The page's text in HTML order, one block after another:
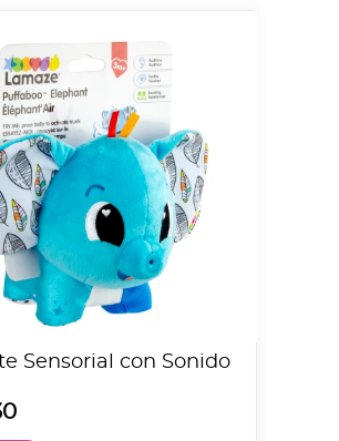
Sensorial con Sonido